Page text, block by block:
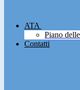
ATA
Piano
Contatti